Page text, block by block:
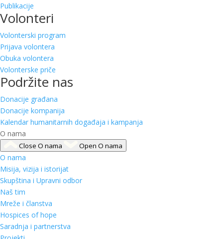
Publikacije
Volonteri
Volonterski program
Prijava volontera
Obuka volontera
Volonterske priče
Podržite nas
Donacije građana
Donacije kompanija
Kalendar humanitarnih događaja i kampanja
O nama
Close O nama Open O nama
O nama
Misija, vizija i istorijat
Skupština i Upravni odbor
Naš tim
Mreže i članstva
Hospices of hope
Saradnja i partnerstva